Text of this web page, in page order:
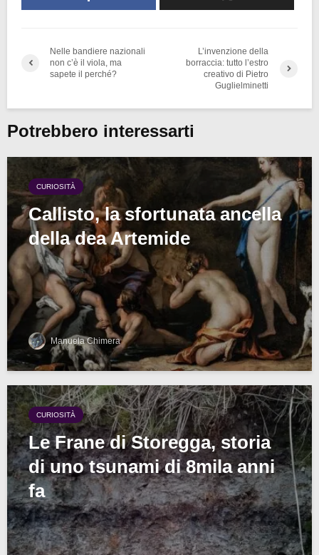
Nelle bandiere nazionali
non c’è il viola, ma
sapete il perché?
L’invenzione della
borraccia: tutto l’estro
creativo di Pietro
Guglielminetti
Potrebbero interessarti
CURIOSITÀ
Callisto, la sfortunata ancella
della dea Artemide
Manuela Chimera
CURIOSITÀ
Le Frane di Storegga, storia
di uno tsunami di 8mila anni
fa